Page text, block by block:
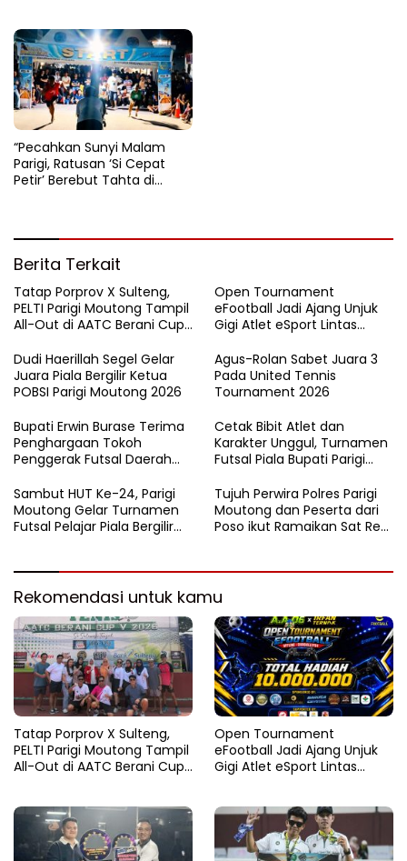
“Pecahkan Sunyi Malam
Parigi, Ratusan ‘Si Cepat
Petir’ Berebut Tahta di
Berita Terkait
Tatap Porprov X Sulteng,
PELTI Parigi Moutong Tampil
All-Out di AATC Berani Cup
Open Tournament
eFootball Jadi Ajang Unjuk
Gigi Atlet eSport Lintas
Dudi Haerillah Segel Gelar
Juara Piala Bergilir Ketua
POBSI Parigi Moutong 2026
Agus-Rolan Sabet Juara 3
Pada United Tennis
Tournament 2026
Bupati Erwin Burase Terima
Penghargaan Tokoh
Penggerak Futsal Daerah
Pelajar
Cetak Bibit Atlet dan
Karakter Unggul, Turnamen
Futsal Piala Bupati Parigi
Ditutup
Sambut HUT Ke-24, Parigi
Moutong Gelar Turnamen
Futsal Pelajar Piala Bergilir
Tujuh Perwira Polres Parigi
Moutong dan Peserta dari
Poso ikut Ramaikan Sat Res
Rekomendasi untuk kamu
Tatap Porprov X Sulteng,
PELTI Parigi Moutong Tampil
All-Out di AATC Berani Cup
Open Tournament
eFootball Jadi Ajang Unjuk
Gigi Atlet eSport Lintas